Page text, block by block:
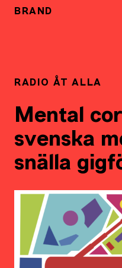
BRAND
RADIO ÅT ALLA
Mental
svenska
snälla